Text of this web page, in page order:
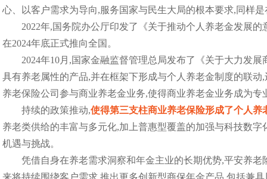
心、以客户需求为导向,服务国家与民生大局的根本要求,同样
2022年,国务院办公厅印发了《关于推动个人养老金发展
在2024年底正式推向全国。
2024年10月,国家金融监督管理总局发布了《关于大力发
具有养老属性的产品,并在框架下形成与个人养老金制度的联
养老保险公司参与商业养老金业务,使得商业养老金业务成为专
持续的政策推动,使得第三支柱商业养老保险形成了个人
养老类供给的丰富与多元化,加上普惠型覆盖的加强与科技数
机遇与挑战。
凭借自身在养老需求洞察和年金主业的长期优势,平安养
来将持续围绕客户需求,推出更多创新型商保年金产品,包括兼